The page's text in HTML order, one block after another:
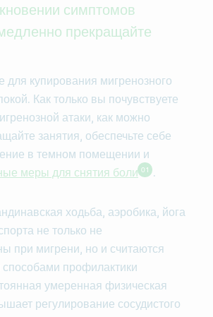
симптомов
прекращайте
для купирования мигренозного
Как только вы почувствуете
атаки, как можно
занятия, обеспечьте себе
в темном помещении и
меры для снятия боли 01 .
ходьба, аэробика, йога
не только не
при мигрени, но и считаются
профилактики
умеренная физическая
регулирование сосудистого